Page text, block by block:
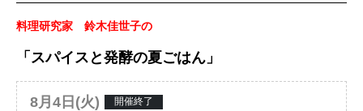
料理研究家 鈴木佳世子の
「スパイスと発酵の夏ごはん」
8月4日(火) 開催終了